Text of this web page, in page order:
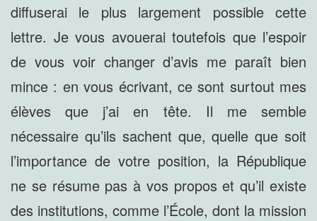
diffuserai le plus largement possible cette
lettre. Je vous avouerai toutefois que l’espoir
de vous voir changer d’avis me paraît bien
mince : en vous écrivant, ce sont surtout mes
élèves que j’ai en tête. Il me semble
nécessaire qu’ils sachent que, quelle que soit
l’importance de votre position, la République
ne se résume pas à vos propos et qu’il existe
des institutions, comme l’École, dont la mission